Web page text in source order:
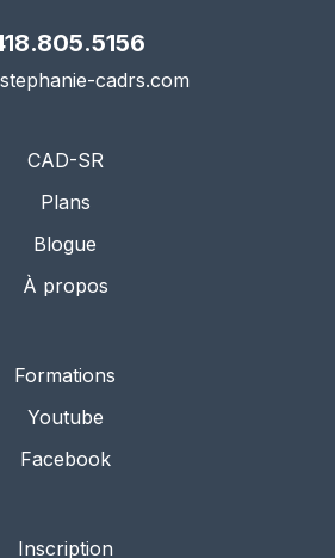
cadrs.com
CAD-SR
Plans
Blogue
À propos
Formations
Youtube
Facebook
Inscription